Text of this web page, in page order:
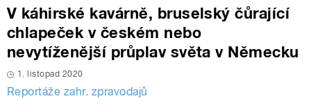
V káhirské kavárně, bruselský čůrající
chlapeček v českém nebo
nevytíženější průplav světa v Německu
1. listopad 2020
Reportáže zahr. zpravodajů